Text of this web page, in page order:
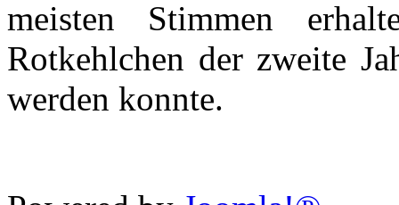
meisten Stimmen
Rotkehlchen der zweite
werden konnte.